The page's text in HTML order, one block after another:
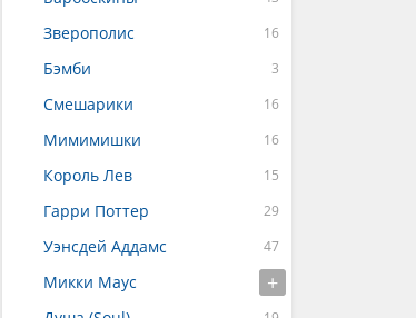
Зверополис
Бэмби
Смешарики
Мимимишки
Король Лев
Гарри Поттер
Уэнсдей Аддамс
Микки Маус